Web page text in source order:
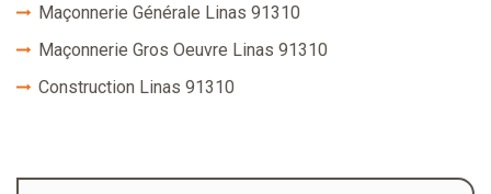
Maçonnerie Générale Linas 91310
Maçonnerie Gros Oeuvre Linas 91310
Construction Linas 91310